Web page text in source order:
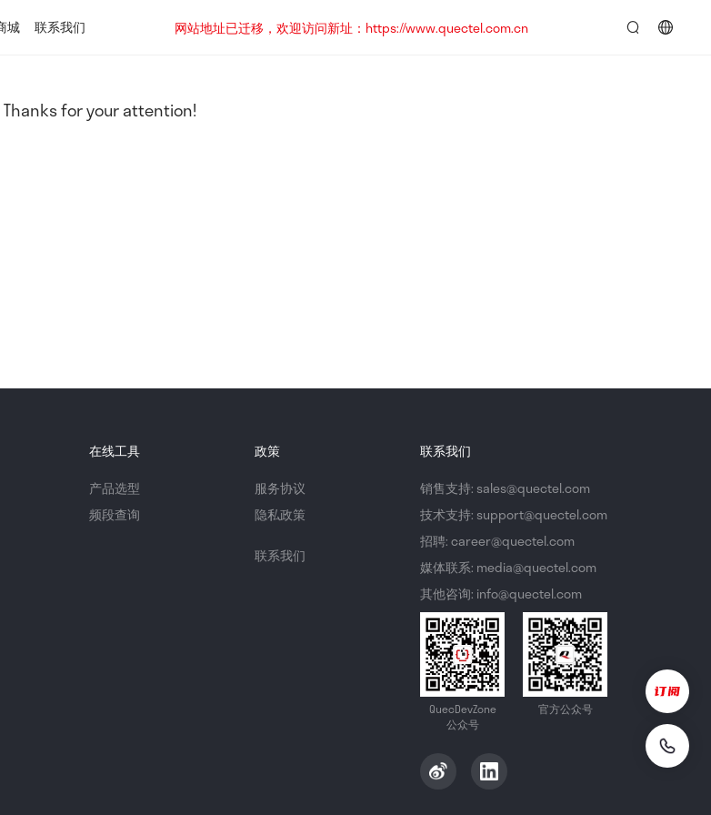
城 联系我们
网站地址已迁移，欢迎访问新址：https://www.quectel.com.cn
Thanks for your attention!
在线工具
产品选型
频段查询
政策
服务协议
隐私政策
联系我们
联系我们
销售支持: sales@quectel.com
技术支持: support@quectel.com
招聘: career@quectel.com
媒体联系: media@quectel.com
其他咨询: info@quectel.com
QuecDevZone
公众号
官方公众号